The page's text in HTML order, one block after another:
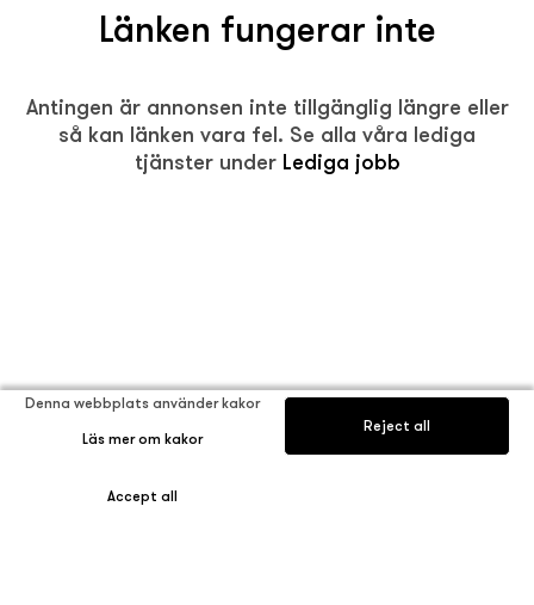
Länken fungerar inte
Antingen är annonsen inte tillgänglig längre eller
så kan länken vara fel. Se alla våra lediga
tjänster under Lediga jobb
Denna webbplats använder kakor
Läs mer om kakor
Accept all
Reject all